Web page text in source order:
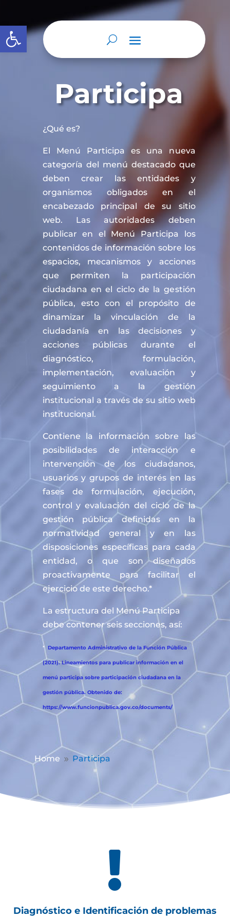
Abrir barra de herramientas
Participa
¿Qué es?
El Menú Participa es una nueva
categoría del menú destacado que
deben crear las entidades y
organismos obligados en el
encabezado principal de su sitio
web. Las autoridades deben
publicar en el Menú Participa los
contenidos de información sobre los
espacios, mecanismos y acciones
que permiten la participación
ciudadana en el ciclo de la gestión
pública, esto con el propósito de
dinamizar la vinculación de la
ciudadanía en las decisiones y
acciones públicas durante el
diagnóstico, formulación,
implementación, evaluación y
seguimiento a la gestión
institucional a través de su sitio web
institucional.
Contiene la información sobre las
posibilidades de interacción e
intervención de los ciudadanos,
usuarios y grupos de interés en las
fases de formulación, ejecución,
control y evaluación del ciclo de la
gestión pública definidas en la
normatividad general y en las
disposiciones específicas para cada
entidad, o que son diseñados
proactivamente para facilitar el
ejercicio de este derecho.*
La estructura del Menú Participa
debe contener seis secciones, así:
* Departamento Administrativo de la Función Pública
(2021). Lineamientos para publicar información en el
menú participa sobre participación ciudadana en la
gestión pública. Obtenido de:
https://www.funcionpublica.gov.co/documents/
Home 9 Participa

Diagnóstico e Identificación de problemas